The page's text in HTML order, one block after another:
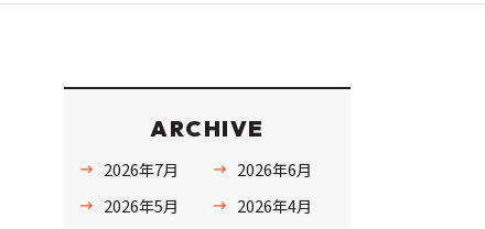
ARCHIVE
2026年7月
2026年6月
2026年5月
2026年4月